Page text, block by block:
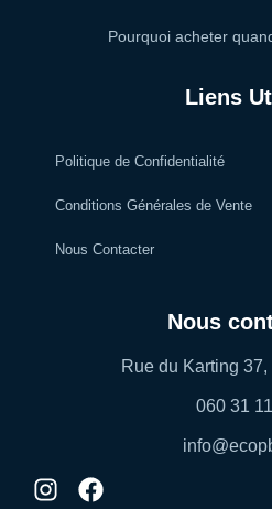
Pourquoi acheter
Liens
Politique de Confidentialité
Conditions Générales de Vente
Nous Contacter
Nous
Rue du Karting
060 31